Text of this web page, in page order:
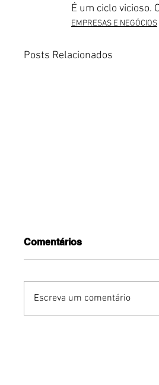
É um ciclo vicioso.
EMPRESAS E NEGÓCIOS
Posts Relacionados
Comentários
Escreva um comentário